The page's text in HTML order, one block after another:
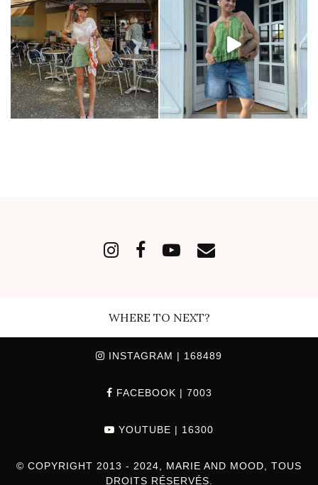
WHERE TO NEXT?
INSTAGRAM | 168489
FACEBOOK | 7003
YOUTUBE | 16300
© COPYRIGHT 2013 - 2024, MARIE AND MOOD, TOUS
DROITS RÉSERVÉS.